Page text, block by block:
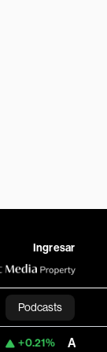
Ingresar
Podcasts
Apple 303.27